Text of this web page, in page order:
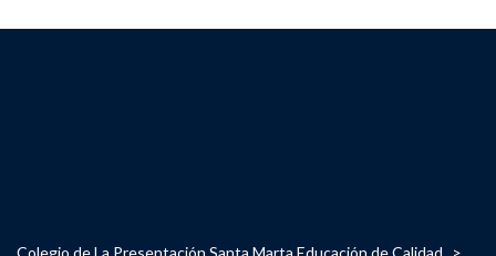
Colegio de La Presentación Santa Marta Educación de Calidad
>